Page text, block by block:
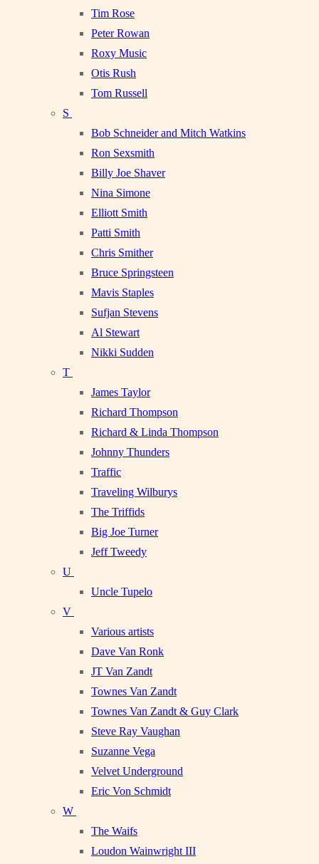
Tim Rose
Peter Rowan
Roxy Music
Otis Rush
Tom Russell
S
Bob Schneider and Mitch Watkins
Ron Sexsmith
Billy Joe Shaver
Nina Simone
Elliott Smith
Patti Smith
Chris Smither
Bruce Springsteen
Mavis Staples
Sufjan Stevens
Al Stewart
Nikki Sudden
T
James Taylor
Richard Thompson
Richard & Linda Thompson
Johnny Thunders
Traffic
Traveling Wilburys
The Triffids
Big Joe Turner
Jeff Tweedy
U
Uncle Tupelo
V
Various artists
Dave Van Ronk
JT Van Zandt
Townes Van Zandt
Townes Van Zandt & Guy Clark
Steve Ray Vaughan
Suzanne Vega
Velvet Underground
Eric Von Schmidt
W
The Waifs
Loudon Wainwright III